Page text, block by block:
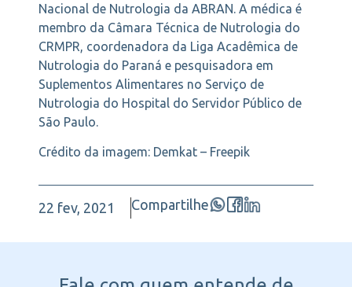
Nacional de Nutrologia da ABRAN. A médica é
membro da Câmara Técnica de Nutrologia do
CRMPR, coordenadora da Liga Acadêmica de
Nutrologia do Paraná e pesquisadora em
Suplementos Alimentares no Serviço de
Nutrologia do Hospital do Servidor Público de
São Paulo.
Crédito da imagem: Demkat – Freepik
22 fev, 2021 Compartilhe